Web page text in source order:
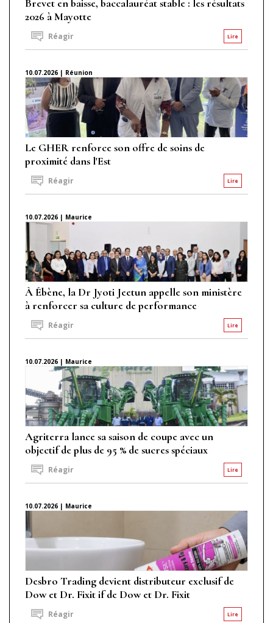
Brevet en baisse, baccalauréat stable : les résultats
2026 à Mayotte
Lire
Réagir
10.07.2026 | Réunion
Le GHER renforce son offre de soins de
proximité dans l'Est
Lire
Réagir
10.07.2026 | Maurice
À Ébène, la Dr Jyoti Jeetun appelle son ministère
à renforcer sa culture de performance
Lire
Réagir
10.07.2026 | Maurice
Agriterra lance sa saison de coupe avec un
objectif de plus de 95 % de sucres spéciaux
Lire
Réagir
10.07.2026 | Maurice
Desbro Trading devient distributeur exclusif de
Dow et Dr. Fixit if de Dow et Dr. Fixit
Lire
Réagir